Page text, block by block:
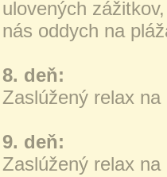
ulovených
nás oddych na
8. deň:
Zaslúžený relax
9. deň:
Zaslúžený relax